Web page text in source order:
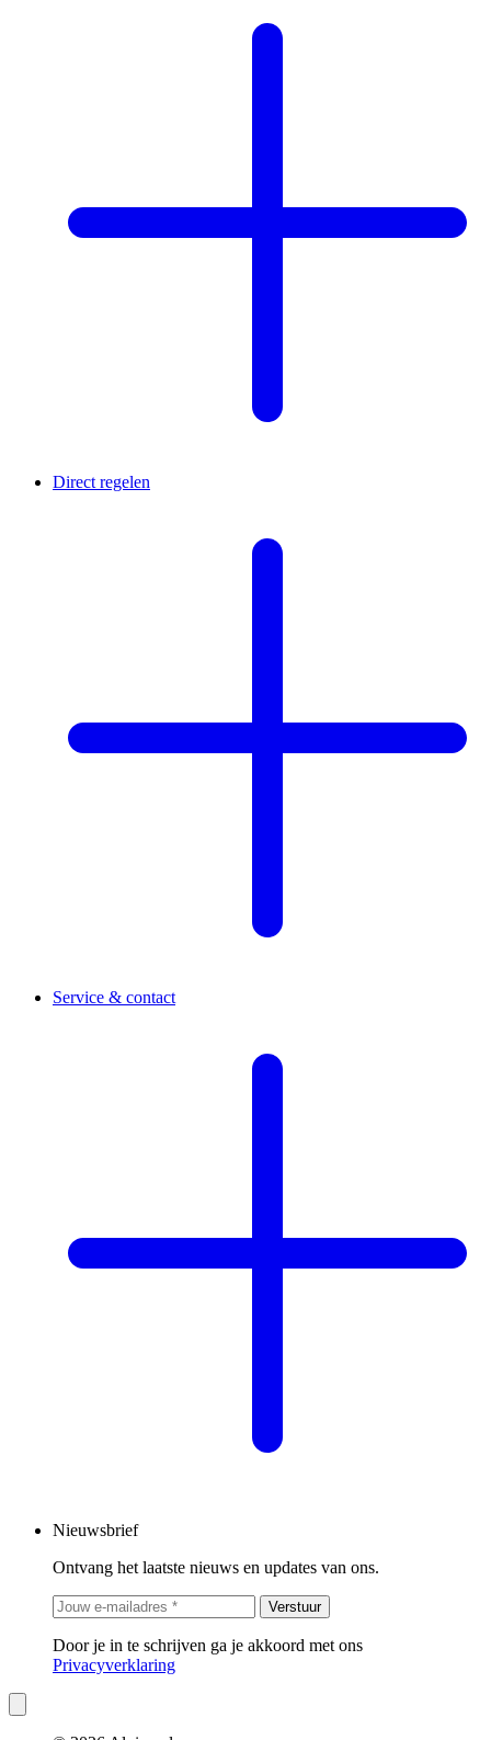
Direct regelen
Service & contact
Nieuwsbrief
Ontvang het laatste nieuws en updates van ons.
Verstuur
Door je in te schrijven ga je akkoord met ons
Privacyverklaring